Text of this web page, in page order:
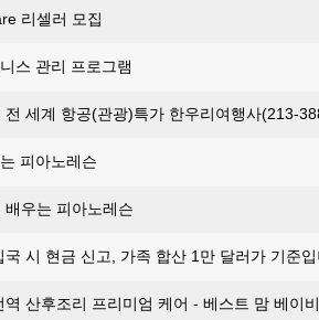
리셀러 모집
스 관리 프로그램
전 세계 항공(관광)특가 한우리여행사(213-
피아노레슨
배우는 피아노레슨
국 시 현금 신고, 가족 합산 1만 달러가 기준
역 산후조리 프리미엄 케어 - 베스트 맘 베이